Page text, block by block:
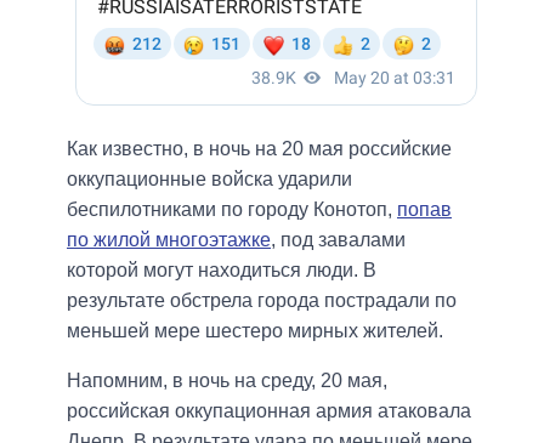
Как известно, в ночь на 20 мая российские
оккупационные войска ударили
беспилотниками по городу Конотоп, попав
по жилой многоэтажке, под завалами
которой могут находиться люди. В
результате обстрела города пострадали по
меньшей мере шестеро мирных жителей.
Напомним, в ночь на среду, 20 мая,
российская оккупационная армия атаковала